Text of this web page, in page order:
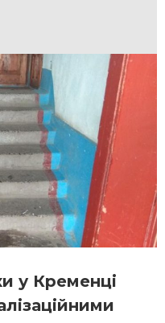
у Кременці